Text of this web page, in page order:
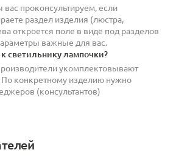
вас проконсультируем, если
раздел изделия (люстра,
откроется поле в виде под разделов
важные для вас.
светильнику лампочки?
укомплектовывают
конкретному изделию нужно
(консультантов)